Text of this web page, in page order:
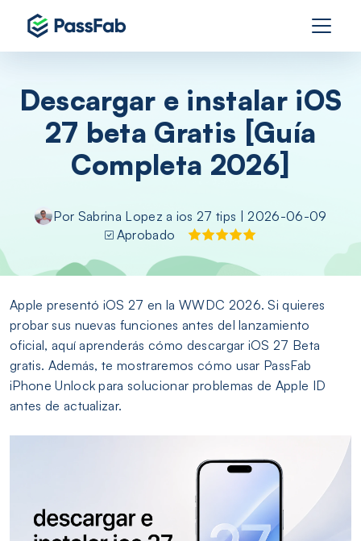
Descargar e instalar iOS
27 beta Gratis [Guía
Completa 2026]
Por Sabrina Lopez a ios 27 tips | 2026-06-09
Aprobado
Apple presentó iOS 27 en la WWDC 2026. Si quieres
probar sus nuevas funciones antes del lanzamiento
oficial, aquí aprenderás cómo descargar iOS 27 Beta
gratis. Además, te mostraremos cómo usar PassFab
iPhone Unlock para solucionar problemas de Apple ID
antes de actualizar.